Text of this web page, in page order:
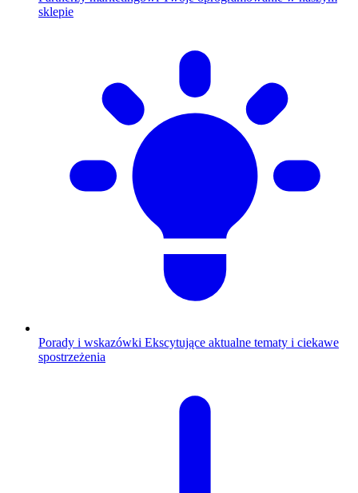
sklepie
Porady i wskazówki Ekscytujące aktualne tematy i ciekawe
spostrzeżenia